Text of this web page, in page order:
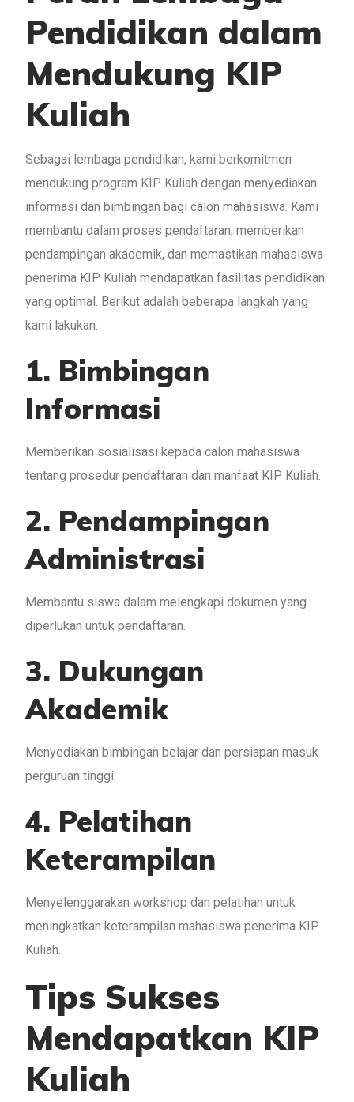
Pendidikan dalam
Mendukung KIP
Kuliah
Sebagai lembaga pendidikan, kami berkomitmen
mendukung program KIP Kuliah dengan menyediakan
informasi dan bimbingan bagi calon mahasiswa. Kami
membantu dalam proses pendaftaran, memberikan
pendampingan akademik, dan memastikan mahasiswa
penerima KIP Kuliah mendapatkan fasilitas pendidikan
yang optimal. Berikut adalah beberapa langkah yang
kami lakukan:
1. Bimbingan
Informasi
Memberikan sosialisasi kepada calon mahasiswa
tentang prosedur pendaftaran dan manfaat KIP Kuliah.
2. Pendampingan
Administrasi
Membantu siswa dalam melengkapi dokumen yang
diperlukan untuk pendaftaran.
3. Dukungan
Akademik
Menyediakan bimbingan belajar dan persiapan masuk
perguruan tinggi.
4. Pelatihan
Keterampilan
Menyelenggarakan workshop dan pelatihan untuk
meningkatkan keterampilan mahasiswa penerima KIP
Kuliah.
Tips Sukses
Mendapatkan KIP
Kuliah